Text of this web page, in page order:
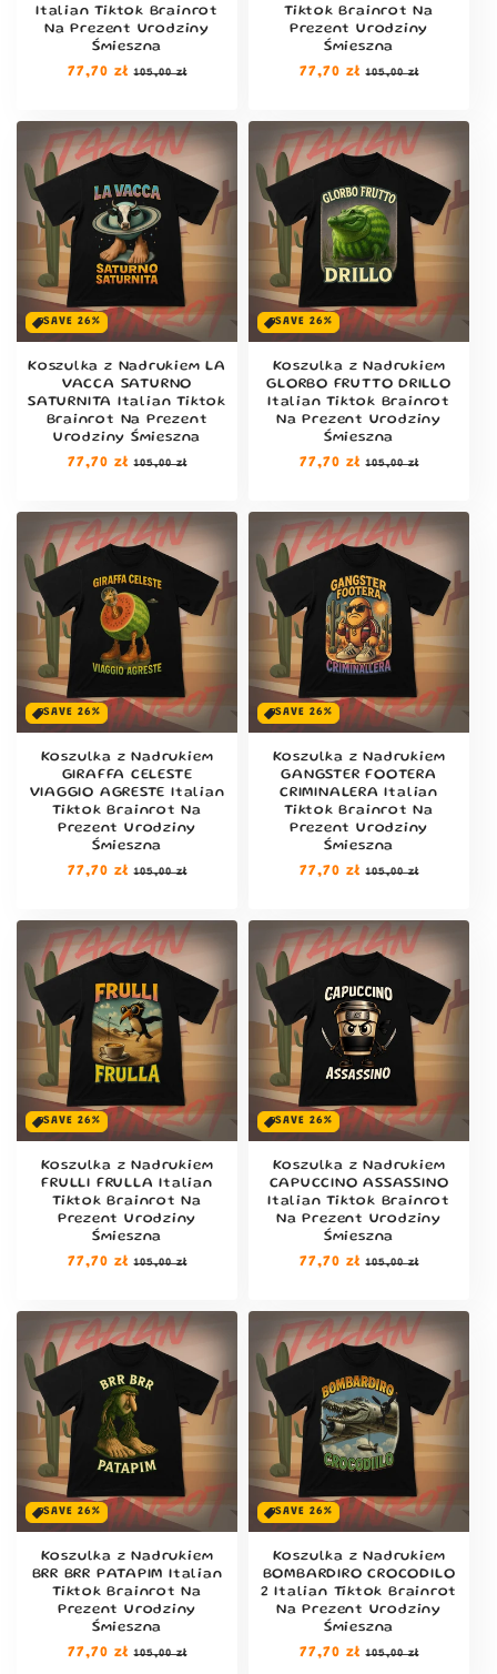
Italian Tiktok Brainrot
Na Prezent Urodziny
Śmieszna
Cena
77,70 zł Cena
105,00 zł
Tiktok Brainrot Na
Prezent Urodziny
Śmieszna
Cena
77,70 zł Cena
105,00 zł
SAVE 26%
Koszulka z Nadrukiem LA
VACCA SATURNO
SATURNITA Italian Tiktok
Brainrot Na Prezent
Urodziny Śmieszna
Cena
77,70 zł Cena
105,00 zł
SAVE 26%
Koszulka z Nadrukiem
GLORBO FRUTTO DRILLO
Italian Tiktok Brainrot
Na Prezent Urodziny
Śmieszna
Cena
77,70 zł Cena
105,00 zł
SAVE 26%
Koszulka z Nadrukiem
GIRAFFA CELESTE
VIAGGIO AGRESTE Italian
Tiktok Brainrot Na
Prezent Urodziny
Śmieszna
Cena
77,70 zł Cena
105,00 zł
SAVE 26%
Koszulka z Nadrukiem
GANGSTER FOOTERA
CRIMINALERA Italian
Tiktok Brainrot Na
Prezent Urodziny
Śmieszna
Cena
77,70 zł Cena
105,00 zł
SAVE 26%
Koszulka z Nadrukiem
FRULLI FRULLA Italian
Tiktok Brainrot Na
Prezent Urodziny
Śmieszna
Cena
77,70 zł Cena
105,00 zł
SAVE 26%
Koszulka z Nadrukiem
CAPUCCINO ASSASSINO
Italian Tiktok Brainrot
Na Prezent Urodziny
Śmieszna
Cena
77,70 zł Cena
105,00 zł
SAVE 26%
Koszulka z Nadrukiem
BRR BRR PATAPIM Italian
Tiktok Brainrot Na
Prezent Urodziny
Śmieszna
Cena
77,70 zł Cena
105,00 zł
SAVE 26%
Koszulka z Nadrukiem
BOMBARDIRO CROCODILO
2 Italian Tiktok Brainrot
Na Prezent Urodziny
Śmieszna
Cena
77,70 zł Cena
105,00 zł
ODBLOKUJ
10% RABATU!
Zapisz się do naszego newslettera, aby
otrzymywać wiadomości o nowych koszulkach
10% ważny przez 30 DNI!
Countdown ends in:
3
03 0 00
Email
BIORĘ TO!
NIE DZIĘKI, DAJCIE RABAT KOMUŚ INNEMU